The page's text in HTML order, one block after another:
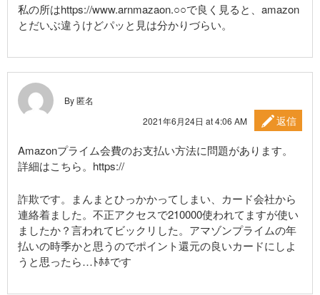
私の所はhttps://www.arnmazaon.○○で良く見ると、amazon
とだいぶ違うけどパッと見は分かりづらい。
By 匿名
2021年6月24日 at 4:06 AM
返信
Amazonプライム会費のお支払い方法に問題があります。
詳細はこちら。https://
詐欺です。まんまとひっかかってしまい、カード会社から
連絡着ました。不正アクセスで210000使われてますが使い
ましたか？言われてビックリした。アマゾンプライムの年
払いの時季かと思うのでポイント還元の良いカードにしよ
うと思ったら…ﾄﾎﾎです